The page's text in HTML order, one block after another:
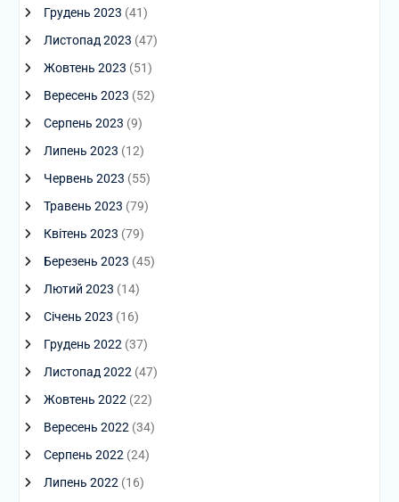
Грудень 2023 (41)
Листопад 2023 (47)
Жовтень 2023 (51)
Вересень 2023 (52)
Серпень 2023 (9)
Липень 2023 (12)
Червень 2023 (55)
Травень 2023 (79)
Квітень 2023 (79)
Березень 2023 (45)
Лютий 2023 (14)
Січень 2023 (16)
Грудень 2022 (37)
Листопад 2022 (47)
Жовтень 2022 (22)
Вересень 2022 (34)
Серпень 2022 (24)
Липень 2022 (16)